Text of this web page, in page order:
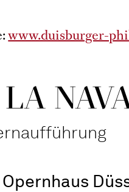
www.duisburger-
Opernhaus